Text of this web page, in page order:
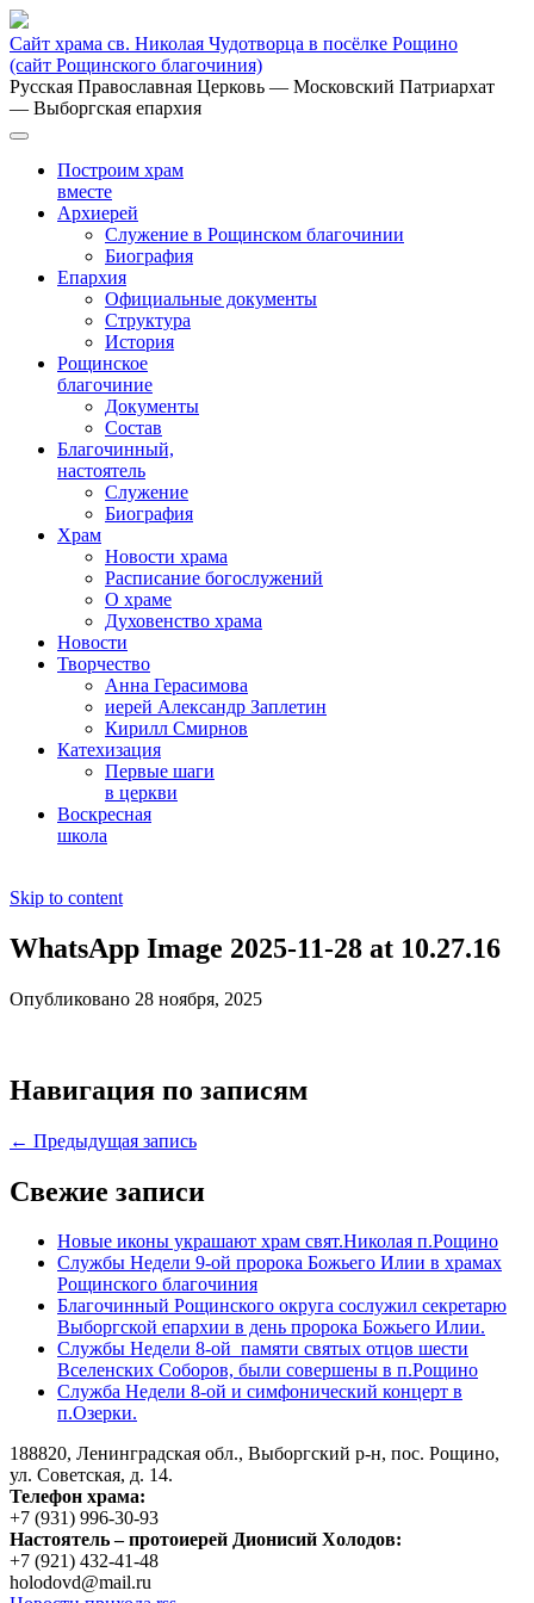
Сайт храма св. Николая Чудотворца в посёлке Рощино
(сайт Рощинского благочиния)
Русская Православная Церковь — Московский Патриархат
— Выборгская епархия
Построим храм
вместе
Архиерей
Служение в Рощинском благочинии
Биография
Епархия
Официальные документы
Структура
История
Рощинское
благочиние
Документы
Состав
Благочинный,
настоятель
Служение
Биография
Храм
Новости храма
Расписание богослужений
О храме
Духовенство храма
Новости
Творчество
Анна Герасимова
иерей Александр Заплетин
Кирилл Смирнов
Катехизация
Первые шаги
в церкви
Воскресная
школа
Skip to content
WhatsApp Image 2025-11-28 at 10.27.16
Опубликовано 28 ноября, 2025
Навигация по записям
← Предыдущая запись
Свежие записи
Новые иконы украшают храм свят.Николая п.Рощино
Службы Недели 9-ой пророка Божьего Илии в храмах
Рощинского благочиния
Благочинный Рощинского округа сослужил секретарю
Выборгской епархии в день пророка Божьего Илии.
Службы Недели 8-ой памяти святых отцов шести
Вселенских Соборов, были совершены в п.Рощино
Служба Недели 8-ой и симфонический концерт в
п.Озерки.
188820, Ленинградская обл., Выборгский р-н, пос. Рощино,
ул. Советская, д. 14.
Телефон храма:
+7 (931) 996-30-93
Настоятель – протоиерей Дионисий Холодов:
+7 (921) 432-41-48
holodovd@mail.ru